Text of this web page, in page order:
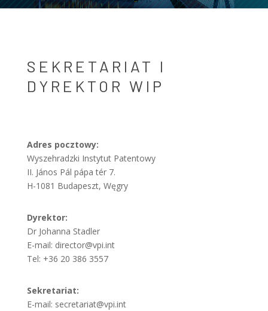
SEKRETARIAT I
DYREKTOR WIP
Adres pocztowy:
Wyszehradzki Instytut Patentowy
II. János Pál pápa tér 7.
H-1081 Budapeszt, Węgry
Dyrektor:
Dr Johanna Stadler
E-mail: director@vpi.int
Tel: +36 20 386 3557
Sekretariat:
E-mail: secretariat@vpi.int